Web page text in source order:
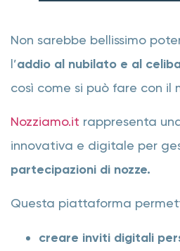
Non sarebbe bellissimo
l’addio al nubilato e al
così come si può fare con il
Nozziamo.it rappresenta
innovativa e digitale per
partecipazioni di nozze.
Questa piattaforma
creare inviti digitali